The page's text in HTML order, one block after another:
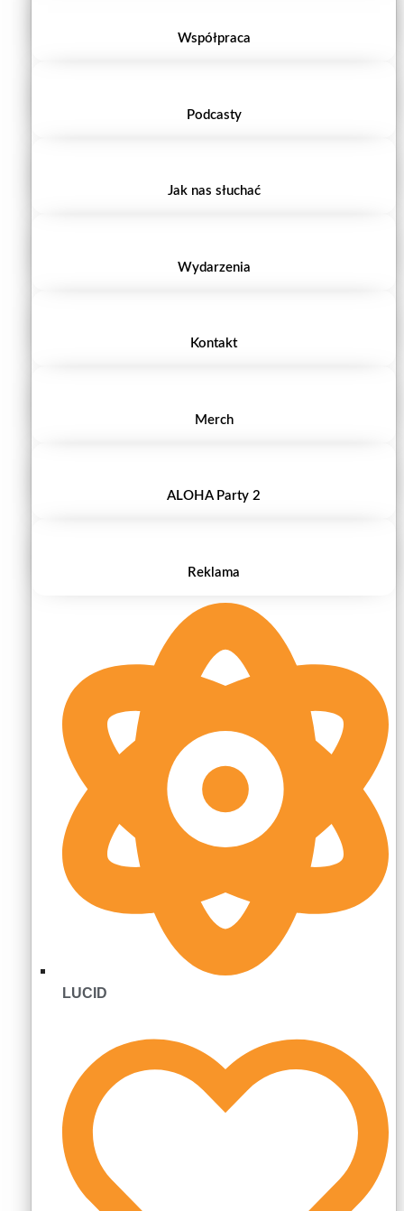
Współpraca
Podcasty
Jak nas słuchać
Wydarzenia
Kontakt
Merch
ALOHA Party 2
Reklama
LUCID